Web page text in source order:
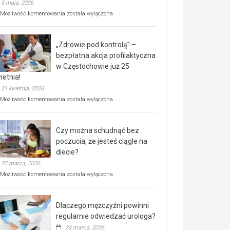
5 maja, 2026
Możliwość komentowania Rusza
rehabilitacji
dla
seniorów!
została wyłączona
„Zdrowie pod kontrolą” –
bezpłatna akcja profilaktyczna
w Częstochowie już 25
21 kwietnia, 2026
Możliwość komentowania „Zdrowie
bezpłatna
akcja
profilaktyczna
w
już
kwietnia!
została wyłączona
Czy można schudnąć bez
poczucia, że jesteś ciągle na
diecie?
25 marca, 2026
Możliwość komentowania Czy
poczucia,
że
została wyłączona
Dlaczego mężczyźni powinni
regularnie odwiedzać urologa?
24 marca, 2026